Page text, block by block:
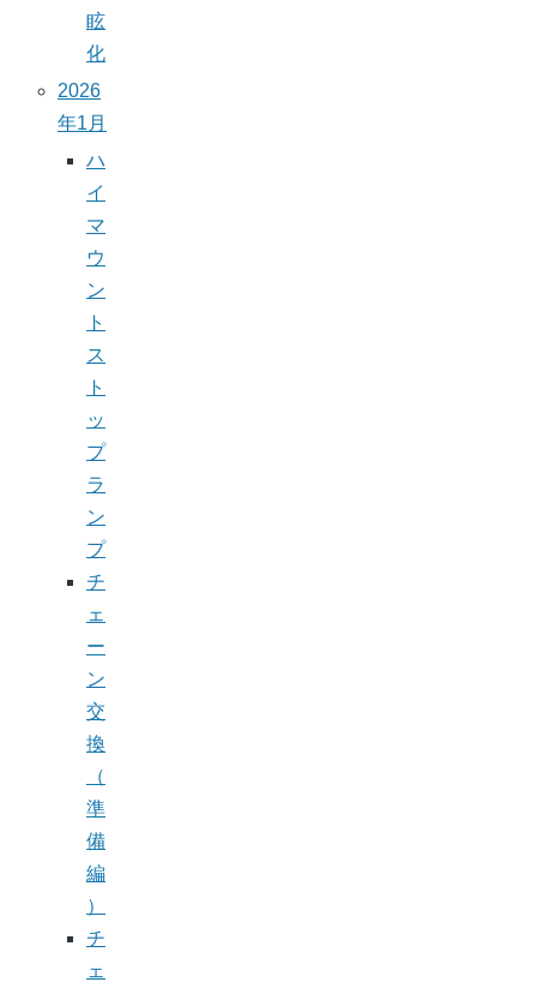
眩
化
2026
年1月
ハ
イ
マ
ウ
ン
ト
ス
ト
ッ
プ
ラ
ン
プ
チ
ェ
ー
ン
交
換
（
準
備
編
）
チ
ェ